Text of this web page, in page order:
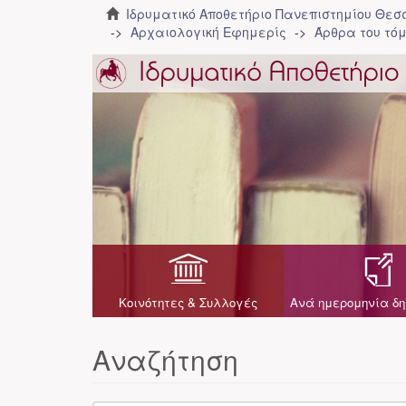
Ιδρυματικό Αποθετήριο Πανεπιστημίου
Αρχαιολογική Εφημερίς
Άρθρα του
Κοινότητες & Συλλογές Ανά ημερομηνία
Αναζήτηση